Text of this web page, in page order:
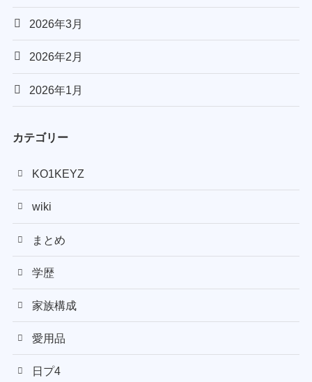
2026年3月
2026年2月
2026年1月
カテゴリー
KO1KEYZ
wiki
まとめ
学歴
家族構成
愛用品
日プ4